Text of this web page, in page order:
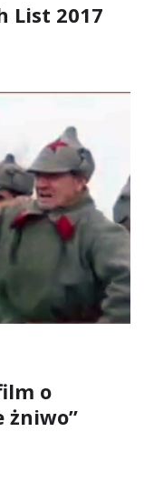
List 2017
o
żniwo”